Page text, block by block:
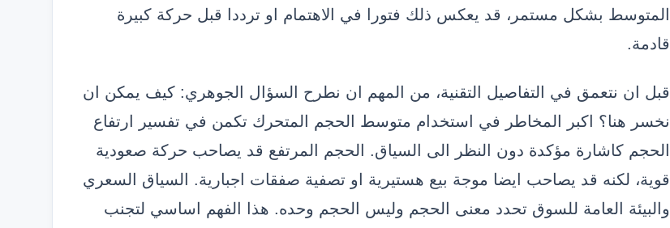
المتوسط بشكل مستمر، قد يعكس ذلك فتورا في الاهتمام او ترددا قبل حركة كبيرة
قادمة.
قبل ان نتعمق في التفاصيل التقنية، من المهم ان نطرح السؤال الجوهري: كيف يمكن ان
نخسر هنا؟ اكبر المخاطر في استخدام متوسط الحجم المتحرك تكمن في تفسير ارتفاع
الحجم كاشارة مؤكدة دون النظر الى السياق. الحجم المرتفع قد يصاحب حركة صعودية
قوية، لكنه قد يصاحب ايضا موجة بيع هستيرية او تصفية صفقات اجبارية. السياق السعري
والبيئة العامة للسوق تحدد معنى الحجم وليس الحجم وحده. هذا الفهم اساسي لتجنب